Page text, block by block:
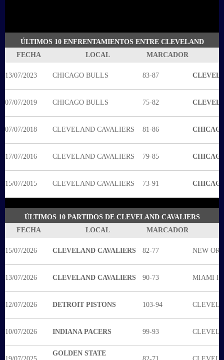
ÚLTIMOS 10 ENFRENTAMIENTOS ENTRE CLEVELAND
CAVALIERS VS CHICAGO BULLS
FECHA LOCAL MARCADOR
13/07/2023 CHICAGO BULLS 83-87
07/07/2019 CHICAGO BULLS 75-82
07/07/2018 CLEVELAND CAVALIERS 81-86
17/07/2016 CLEVELAND CAVALIERS 79-85
15/07/2015 CLEVELAND CAVALIERS 73-91
ÚLTIMOS 10 PARTIDOS DE CLEVELAND CAVALIERS
FECHA
LOCAL MARCADOR
15/07/2026 CLEVELAND CAVALIERS 82-77 NEW
13/07/2026 CLEVELAND CAVALIERS 90-73 MIAMI
12/07/2026 DETROIT PISTONS 103-94
10/07/2026 INDIANA PACERS 99-93
GOLDEN STATE